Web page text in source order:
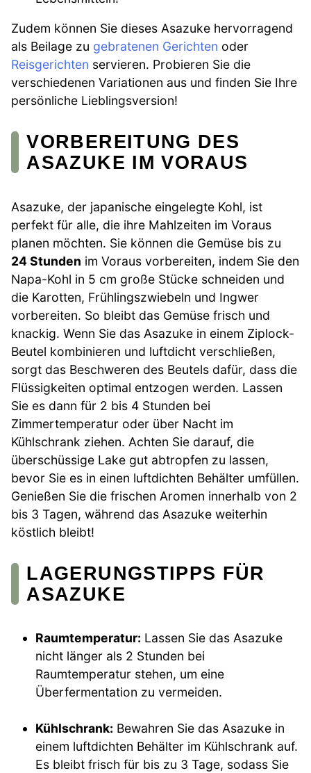
Zudem können Sie dieses Asazuke hervorragend
als Beilage zu gebratenen Gerichten oder
Reisgerichten servieren. Probieren Sie die
verschiedenen Variationen aus und finden Sie Ihre
persönliche Lieblingsversion!
VORBEREITUNG DES
ASAZUKE IM VORAUS
Asazuke, der japanische eingelegte Kohl, ist
perfekt für alle, die ihre Mahlzeiten im Voraus
planen möchten. Sie können die Gemüse bis zu
24 Stunden im Voraus vorbereiten, indem Sie den
Napa-Kohl in 5 cm große Stücke schneiden und
die Karotten, Frühlingszwiebeln und Ingwer
vorbereiten. So bleibt das Gemüse frisch und
knackig. Wenn Sie das Asazuke in einem Ziplock-
Beutel kombinieren und luftdicht verschließen,
sorgt das Beschweren des Beutels dafür, dass die
Flüssigkeiten optimal entzogen werden. Lassen
Sie es dann für 2 bis 4 Stunden bei
Zimmertemperatur oder über Nacht im
Kühlschrank ziehen. Achten Sie darauf, die
überschüssige Lake gut abtropfen zu lassen,
bevor Sie es in einen luftdichten Behälter umfüllen.
Genießen Sie die frischen Aromen innerhalb von 2
bis 3 Tagen, während das Asazuke weiterhin
köstlich bleibt!
LAGERUNGSTIPPS FÜR
ASAZUKE
Raumtemperatur: Lassen Sie das Asazuke
nicht länger als 2 Stunden bei
Raumtemperatur stehen, um eine
Überfermentation zu vermeiden.
Kühlschrank: Bewahren Sie das Asazuke in
einem luftdichten Behälter im Kühlschrank auf.
Es bleibt frisch für bis zu 3 Tage, sodass Sie